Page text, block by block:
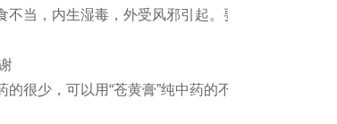
当，内生湿毒，外受风邪引起。要保持大便通
很少，可以用“苍黄膏”纯中药的不含激素成